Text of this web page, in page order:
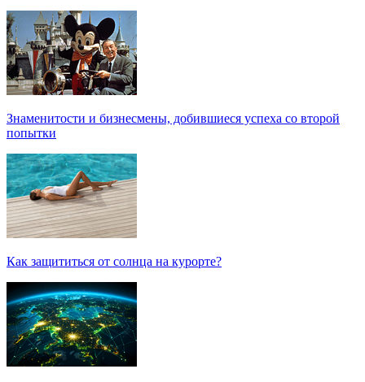
Знаменитости и бизнесмены, добившиеся успеха со второй
попытки
Как защититься от солнца на курорте?